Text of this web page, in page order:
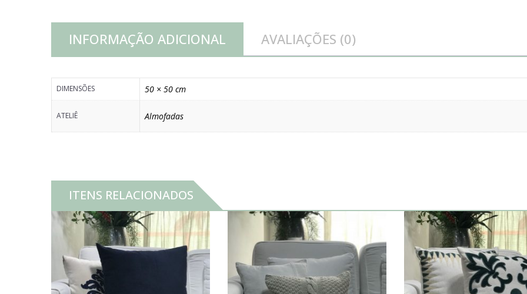
INFORMAÇÃO ADICIONAL AVALIAÇÕES (0)
DIMENSÕES 50 × 50 cm
ATELIÊ Almofadas
ITENS RELACIONADOS